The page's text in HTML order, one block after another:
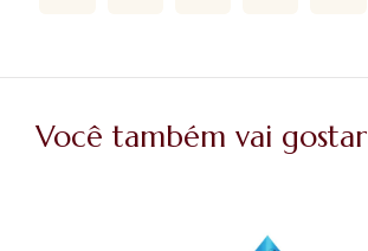
Você também vai gostar